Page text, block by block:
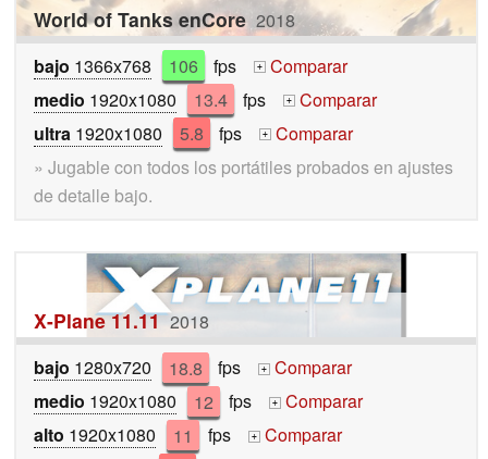
World of Tanks enCore 2018
bajo 1366x768 106 fps +
Comparar
medio 1920x1080 13.4 fps +
Comparar
ultra 1920x1080 5.8 fps +
Comparar
» Jugable con todos los portátiles probados en ajustes
de detalle bajo.
X-Plane 11.11 2018
bajo 1280x720 18.8 fps +
Comparar
medio 1920x1080 12 fps +
Comparar
alto 1920x1080 11 fps +
Comparar